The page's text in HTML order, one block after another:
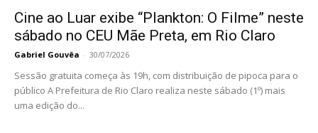
Cine ao Luar exibe “Plankton: O Filme” neste
sábado no CEU Mãe Preta, em Rio Claro
Gabriel Gouvêa - 30/07/2026
Sessão gratuita começa às 19h, com distribuição de pipoca para o
público A Prefeitura de Rio Claro realiza neste sábado (1º) mais
uma edição do...